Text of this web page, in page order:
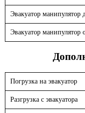
Эвакуатор манипулятор
Эвакуатор манипулятор
Погрузка на эвакуатор
Разгрузка с эвакуатора